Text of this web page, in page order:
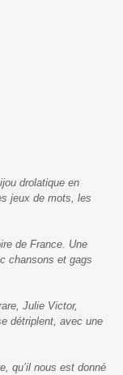
drolatique en
jeux de mots, les
de France. Une
chansons et gags
Julie Victor,
détriplent, avec une
qu’il nous est donné